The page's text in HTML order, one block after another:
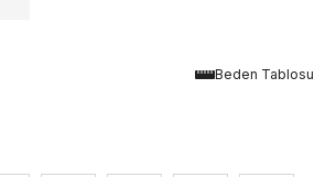
Beden Tablosu